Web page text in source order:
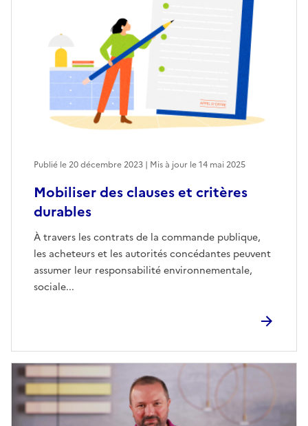
Mobiliser des clauses et critères
durables
À travers les contrats de la commande publique,
les acheteurs et les autorités concédantes peuvent
assumer leur responsabilité environnementale,
sociale...
Publié le 20 décembre 2023 | Mis à jour le 14 mai 2025